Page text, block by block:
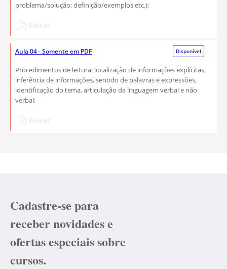
problema/solução; definição/exemplos etc.);
Aula 04 - Somente em PDF Disponível
​Procedimentos de leitura: localização de informações explícitas,
inferência de informações, sentido de palavras e expressões,
identificação do tema, articulação da linguagem verbal e não
verbal;
Cadastre-se para
receber novidades e
ofertas especiais sobre
cursos.